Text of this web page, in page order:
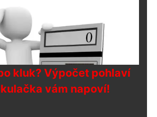
kluk? Výpočet pohlaví
vám napoví!